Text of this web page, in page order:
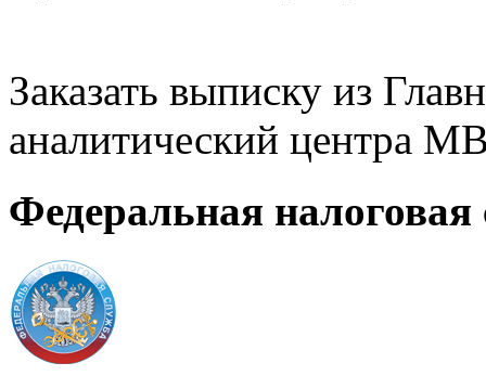
Заказать выписку из
аналитический центра
Федеральная налоговая